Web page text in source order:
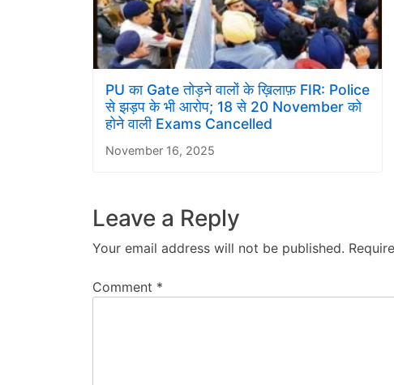
PU का Gate तोड़ने वालों के ख़िलाफ़ FIR: Police
से झड़प के भी आरोप; 18 से 20 November को
होने वाली Exams Cancelled
November 16, 2025
Leave a Reply
Your email address will not be published.
Comment *